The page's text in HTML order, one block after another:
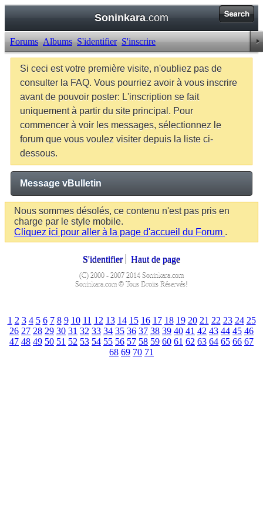
Soninkara.com
Forums Albums S'identifier S'inscrire
Si ceci est votre première visite, n'oubliez pas de
consulter la FAQ. Vous pourriez avoir à vous inscrire
avant de pouvoir poster: L'inscription se fait
uniquement à partir du site principal. Pour
commencer à voir les messages, sélectionnez le
forum que vous voulez visiter depuis la liste ci-
dessous.
Message vBulletin
Nous sommes désolés, ce contenu n'est pas pris en
charge par le style mobile.
Cliquez ici pour aller à la page d'accueil du Forum .
S'identifier Haut de page
(C) 2000 - 2007 2014 Soninkara.com
Soninkara.com © Tous Droits Réservés!
1 2 3 4 5 6 7 8 9 10 11 12 13 14 15 16 17 18 19 20 21 22 23 24 25
26 27 28 29 30 31 32 33 34 35 36 37 38 39 40 41 42 43 44 45 46
47 48 49 50 51 52 53 54 55 56 57 58 59 60 61 62 63 64 65 66 67
68 69 70 71